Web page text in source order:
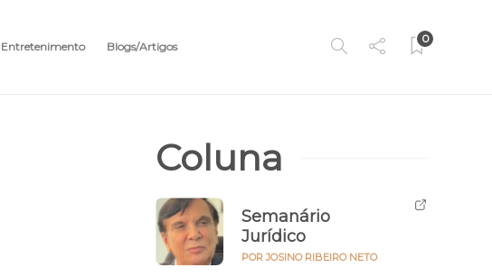
Entretenimento Blogs/Artigos
0
Coluna
Semanário
Jurídico
POR JOSINO RIBEIRO NETO